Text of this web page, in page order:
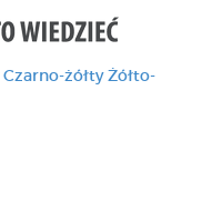
Czarno-żółty Żółto-